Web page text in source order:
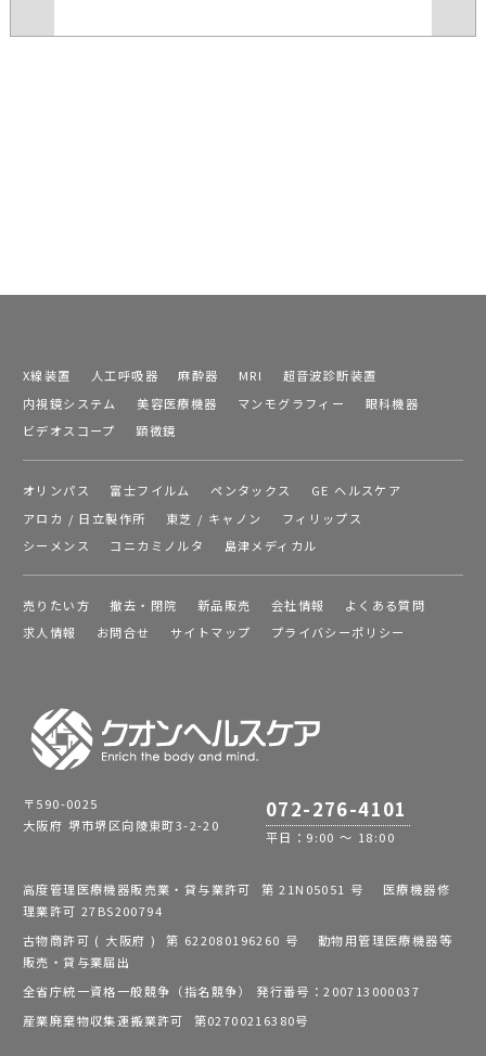
X線装置 人工呼吸器 麻酔器 MRI
超音波診断装置
内視鏡システム
美容医療機器 マンモグラフィー
眼科機器
ビデオスコープ
顕微鏡
オリンパス 富士フイルム ペンタックス
GE ヘルスケア
アロカ / 日立製作所
東芝 / キャノン
フィリップス
シーメンス
コニカミノルタ 島津メディカル
売りたい方 撤去・閉院 新品販売 会社情報
よくある質問
求人情報
お問合せ サイトマップ プライバシーポリシー
〒590-0025
大阪府 堺市堺区向陵東町3-2-20
072-276-4101
平日：9:00 ～ 18:00
高度管理医療機器販売業・貸与業許可 第 21N05051 号 医療機器修
理業許可 27BS200794
古物商許可 ( 大阪府 ) 第 622080196260 号 動物用管理医療機器等
販売・貸与業届出
全省庁統一資格一般競争（指名競争） 発行番号：200713000037
産業廃棄物収集運搬業許可 第02700216380号